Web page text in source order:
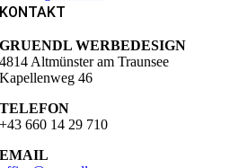
KONTAKT
GRUENDL WERBEDESIGN
4814 Altmünster am Traunsee
Kapellenweg 46
TELEFON
+43 660 14 29 710
EMAIL